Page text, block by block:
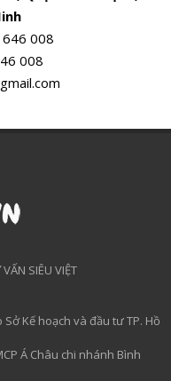
008
008
SIÊU VIỆT
Kế hoạch và đầu tư TP. Hồ
Á Châu chi nhánh Bình